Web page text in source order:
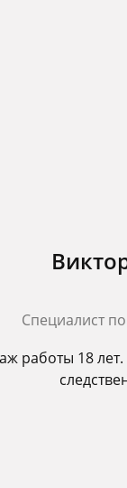
Cпециалист
работы 18